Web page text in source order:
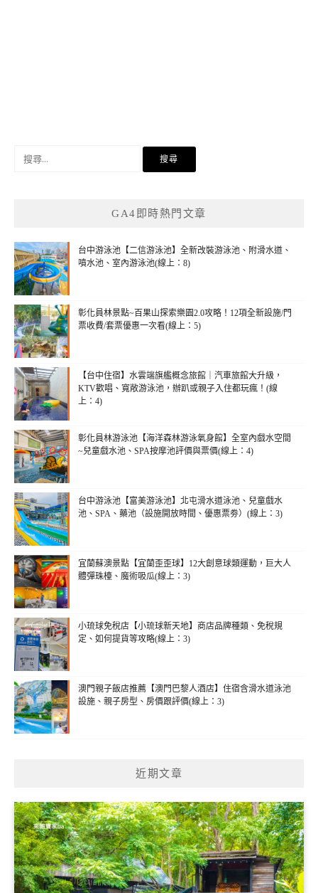
GA4即時熱門文章
台中游泳池【二信游泳池】全新改裝游泳池、附滑水道、
噴水池、室內游泳池(線上：8)
彰化員林景點~百果山探索樂園2.0攻略！12項全新設施/門
票收費/套票優惠一次看(線上：5)
【台中住宿】水雲端旗艦概念旅館｜汽車旅館大升級，
KTV歡唱、寬敞游泳池，辦趴或親子入住都玩瘋！(線
上：4)
彰化員林游泳池【海洋森林游泳氧身館】全室內戲水空間
~兒童戲水池、SPA按摩池評價與票價(線上：4)
台中游泳池【富美游泳池】北屯滑水道泳池、兒童戲水
池、SPA、藥池（設施開放時間、優惠票劵）(線上：3)
宜蘭蘇澳景點【宜蘭歪歪球】12大創意球類運動，巨大人
體彈珠檯、魔術吸瓜(線上：3)
小琉球免稅店【小琉球新天地】商店品牌種類、免稅規
定、如何提貨等攻略(線上：3)
澳門親子飯店推薦【澳門巴黎人酒店】住宿含滑水道泳池
設施、親子房型、房價跟評價(線上：3)
近期文章